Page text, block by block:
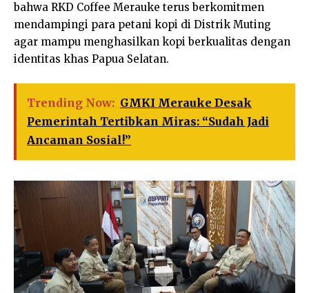
bahwa RKD Coffee Merauke terus berkomitmen
mendampingi para petani kopi di Distrik Muting
agar mampu menghasilkan kopi berkualitas dengan
identitas khas Papua Selatan.
Trending Now: GMKI Merauke Desak
Pemerintah Tertibkan Miras: “Sudah Jadi
Ancaman Sosial!”